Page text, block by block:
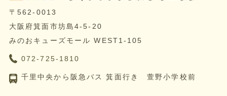
〒562-0013
大阪府箕面市坊島4-5-20
みのおキューズモール WEST1-105
072-725-1810
千里中央から阪急バス 箕面行き 萱野小学校前